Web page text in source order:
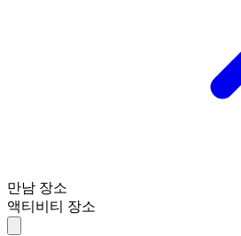
만남 장소
액티비티 장소